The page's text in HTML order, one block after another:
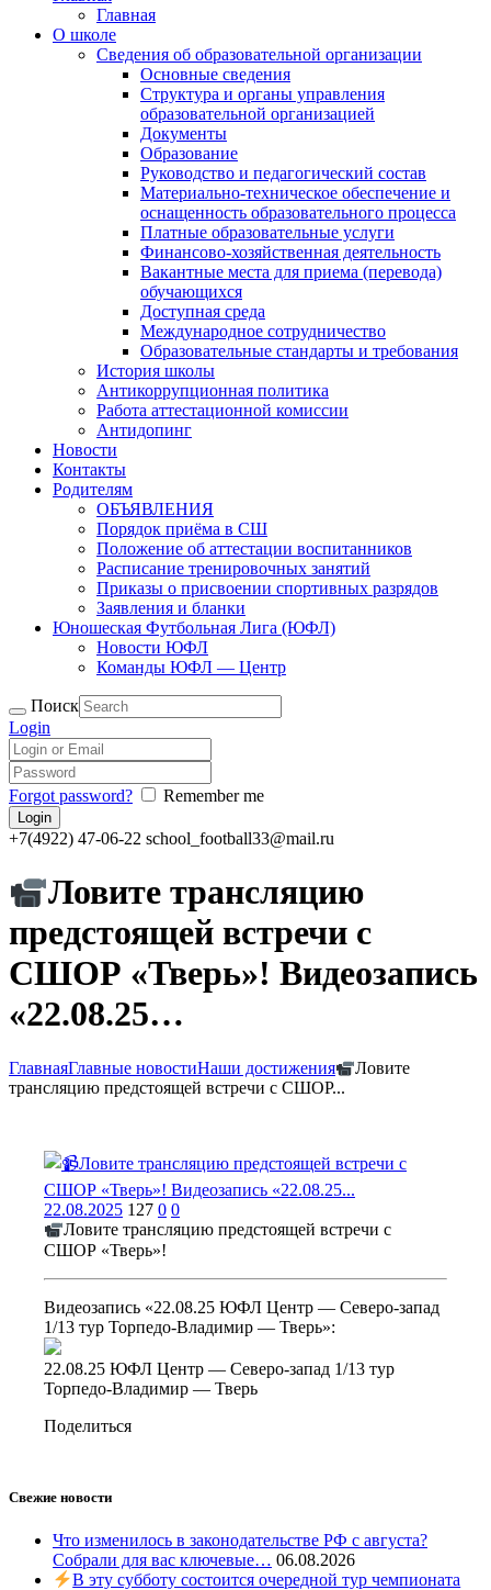
Главная
О школе
Сведения об образовательной организации
Основные сведения
Структура и органы управления
образовательной организацией
Документы
Образование
Руководство и педагогический состав
Материально-техническое обеспечение и
оснащенность образовательного процесса
Платные образовательные услуги
Финансово-хозяйственная деятельность
Вакантные места для приема (перевода)
обучающихся
Доступная среда
Международное сотрудничество
Образовательные стандарты и требования
История школы
Антикоррупционная политика
Работа аттестационной комиссии
Антидопинг
Новости
Контакты
Родителям
ОБЪЯВЛЕНИЯ
Порядок приёма в СШ
Положение об аттестации воспитанников
Расписание тренировочных занятий
Приказы о присвоении спортивных разрядов
Заявления и бланки
Юношеская Футбольная Лига (ЮФЛ)
Новости ЮФЛ
Команды ЮФЛ — Центр
Поиск
Login
Forgot password? Remember me
+7(4922) 47-06-22 school_football33@mail.ru
Ловите трансляцию
предстоящей встречи с
СШОР «Тверь»! Видеозапись
«22.08.25…
ГлавнаяГлавные новостиНаши достижения
Ловите
трансляцию предстоящей встречи с СШОР...
22.08.2025 127 0 0
Ловите трансляцию предстоящей встречи с
СШОР «Тверь»!
Видеозапись «22.08.25 ЮФЛ Центр — Северо-запад
1/13 тур Торпедо-Владимир — Тверь»:
22.08.25 ЮФЛ Центр — Северо-запад 1/13 тур
Торпедо-Владимир — Тверь
Поделиться
Свежие новости
Что изменилось в законодательстве РФ с августа?
Собрали для вас ключевые… 06.08.2026
В эту субботу состоится очередной тур чемпионата